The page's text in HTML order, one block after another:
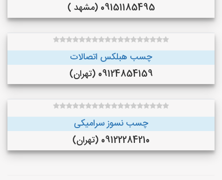
09151185495 (مشهد )
چسب هبلکس اتصالات
09124854159 (تهران)
چسب نسوز سرامیکی
09122284210 (تهران)